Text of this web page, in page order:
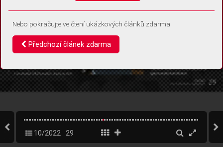
10/2022 29
Nebo pokračujte ve čtení ukázkových článků zdarma
Předchozí článek zdarma